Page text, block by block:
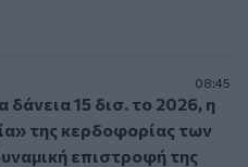
08:45
δάνεια 15 δισ. το 2026, η
της κερδοφορίας των
επιστροφή της